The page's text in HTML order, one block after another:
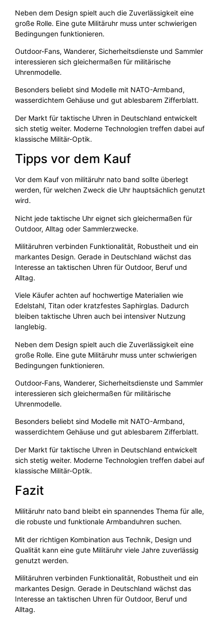
Neben dem Design spielt auch die Zuverlässigkeit eine
große Rolle. Eine gute Militäruhr muss unter schwierigen
Bedingungen funktionieren.
Outdoor-Fans, Wanderer, Sicherheitsdienste und Sammler
interessieren sich gleichermaßen für militärische
Uhrenmodelle.
Besonders beliebt sind Modelle mit NATO-Armband,
wasserdichtem Gehäuse und gut ablesbarem Zifferblatt.
Der Markt für taktische Uhren in Deutschland entwickelt
sich stetig weiter. Moderne Technologien treffen dabei auf
klassische Militär-Optik.
Tipps vor dem Kauf
Vor dem Kauf von militäruhr nato band sollte überlegt
werden, für welchen Zweck die Uhr hauptsächlich genutzt
wird.
Nicht jede taktische Uhr eignet sich gleichermaßen für
Outdoor, Alltag oder Sammlerzwecke.
Militäruhren verbinden Funktionalität, Robustheit und ein
markantes Design. Gerade in Deutschland wächst das
Interesse an taktischen Uhren für Outdoor, Beruf und
Alltag.
Viele Käufer achten auf hochwertige Materialien wie
Edelstahl, Titan oder kratzfestes Saphirglas. Dadurch
bleiben taktische Uhren auch bei intensiver Nutzung
langlebig.
Neben dem Design spielt auch die Zuverlässigkeit eine
große Rolle. Eine gute Militäruhr muss unter schwierigen
Bedingungen funktionieren.
Outdoor-Fans, Wanderer, Sicherheitsdienste und Sammler
interessieren sich gleichermaßen für militärische
Uhrenmodelle.
Besonders beliebt sind Modelle mit NATO-Armband,
wasserdichtem Gehäuse und gut ablesbarem Zifferblatt.
Der Markt für taktische Uhren in Deutschland entwickelt
sich stetig weiter. Moderne Technologien treffen dabei auf
klassische Militär-Optik.
Fazit
Militäruhr nato band bleibt ein spannendes Thema für alle,
die robuste und funktionale Armbanduhren suchen.
Mit der richtigen Kombination aus Technik, Design und
Qualität kann eine gute Militäruhr viele Jahre zuverlässig
genutzt werden.
Militäruhren verbinden Funktionalität, Robustheit und ein
markantes Design. Gerade in Deutschland wächst das
Interesse an taktischen Uhren für Outdoor, Beruf und
Alltag.